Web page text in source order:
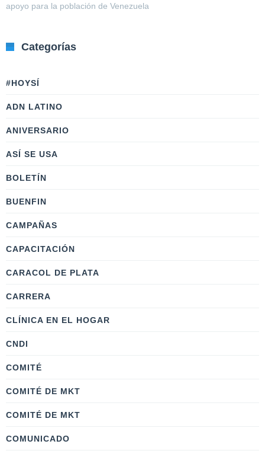
apoyo para la población de Venezuela
Categorías
#HOYSÍ
ADN LATINO
ANIVERSARIO
ASÍ SE USA
BOLETÍN
BUENFIN
CAMPAÑAS
CAPACITACIÓN
CARACOL DE PLATA
CARRERA
CLÍNICA EN EL HOGAR
CNDI
COMITÉ
COMITÉ DE MKT
COMITÉ DE MKT
COMUNICADO